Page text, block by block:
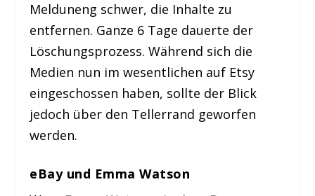
Melduneng schwer, die Inhalte zu
entfernen. Ganze 6 Tage dauerte der
Löschungsprozess. Während sich die
Medien nun im wesentlichen auf Etsy
eingeschossen haben, sollte der Blick
jedoch über den Tellerrand geworfen
werden.
eBay und Emma Watson